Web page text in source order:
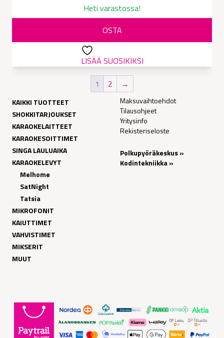
KAIKKI TUOTTEET
SHOKKITARJOUKSET
KARAOKELAITTEET
KARAOKESOITTIMET
SINGA LAULUAIKA
KARAOKELEVYT
Melhome
SatNight
Tatsia
MIKROFONIT
KAIUTTIMET
VAHVISTIMET
MIKSERIT
MUUT
Maksuvaihtoehdot
Tilausohjeet
Yritysinfo
Rekisteriseloste
Polkupyöräkeskus »
Kodintekniikka »
29,90 €.
26,00 €.
Heti varastossa!
OSTA
LISÄÄ SUOSIKIKSI
1
2 →